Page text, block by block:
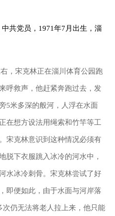
共党员，1971年7月出生，淄
，宋克林正在淄川体育公园跑
呼救声，他赶紧奔跑过去，发
5米多深的般河，人浮在水面
在想方设法用绳索和竹竿等工
宋克林意识到这种情况必须有
脱下衣服跳入冰冷的河水中，
水冰冷刺骨。宋克林尝试了好
即便如此，由于水面与河岸落
仍无法将老人拉上来，他只能